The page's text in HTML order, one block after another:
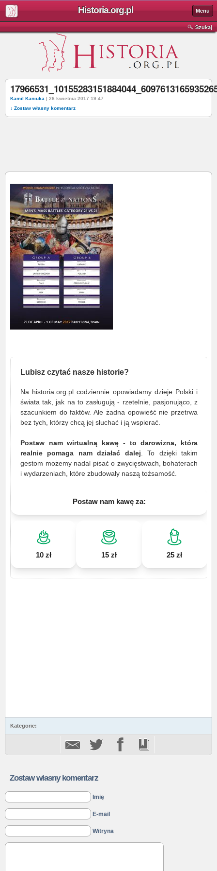
Historia.org.pl Menu
Szukaj
Kamil Kaniuka | 26 kwietnia 2017 19:47
↓ Zostaw własny komentarz
Lubisz czytać nasze historie?
Na historia.org.pl codziennie opowiadamy dzieje Polski i
świata tak, jak na to zasługują - rzetelnie, pasjonująco, z
szacunkiem do faktów. Ale żadna opowieść nie przetrwa
bez tych, którzy chcą jej słuchać i ją wspierać.
Postaw nam wirtualną kawę - to darowizna, która
realnie pomaga nam działać dalej . To dzięki takim
gestom możemy nadal pisać o zwycięstwach, bohaterach
i wydarzeniach, które zbudowały naszą tożsamość.
Postaw nam kawę za:
10 zł 15 zł 25 zł
Kategorie:
Zostaw własny komentarz
Imię
E-mail
Witryna